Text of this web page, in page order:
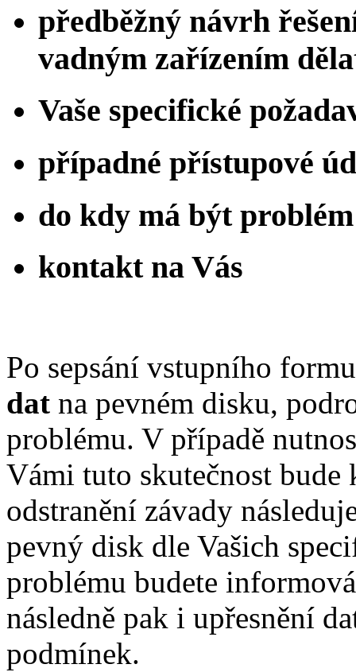
předběžný návrh
vadným zařízením
Vaše specifické
případné přístupové
do kdy má být
kontakt na Vás
Po sepsání vstupního
dat na pevném disku,
problému. V případě
Vámi tuto skutečnost
odstranění závady
pevný disk dle Vašich
problému budete
následně pak i upřesnění
podmínek.